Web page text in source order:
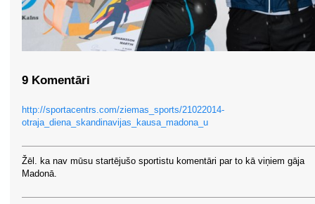
9 Komentāri
http://sportacentrs.com/ziemas_sports/21022014-
otraja_diena_skandinavijas_kausa_madona_u
Žēl. ka nav mūsu startējušo sportistu komentāri par to kā viņiem gāja
Madonā.